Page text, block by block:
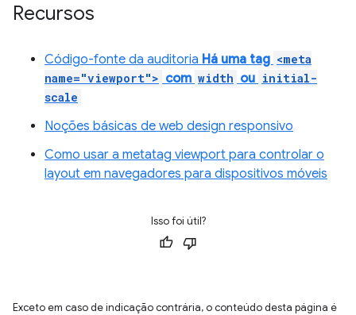
Recursos
Código-fonte da auditoria Há uma tag <meta
name="viewport"> com width ou initial-
scale
Noções básicas de web design responsivo
Como usar a metatag viewport para controlar o
layout em navegadores para dispositivos móveis
Isso foi útil?
Exceto em caso de indicação contrária, o conteúdo desta página é